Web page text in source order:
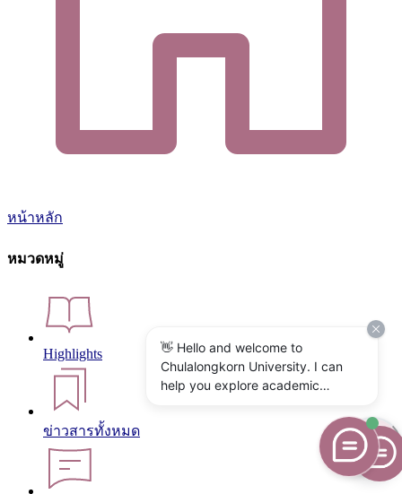
หน้าหลัก
หมวดหมู่
Highlights
ข่าวสารทั้งหมด
👋 Hello and welcome to
Chulalongkorn University. I can
help you explore academic